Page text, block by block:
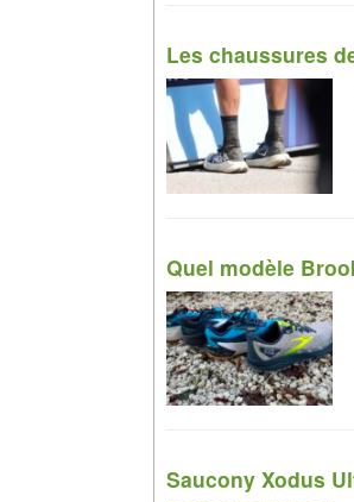
Les chaussures
Quel modèle
Saucony Xodus